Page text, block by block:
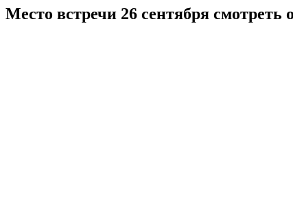
Место встречи 26 сентября